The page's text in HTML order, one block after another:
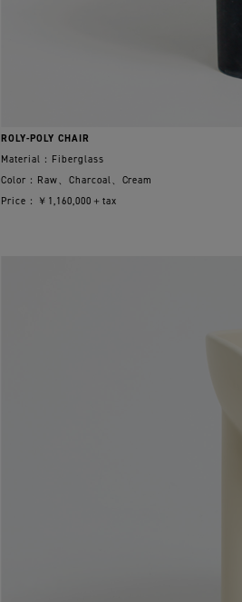
ROLY-POLY CHAIR
Material：Fiberglass
Color：Raw、Charcoal、Cream
Price：￥1,160,000＋tax